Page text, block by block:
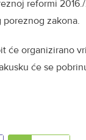
reformi
zakona.
će organizirano
će se